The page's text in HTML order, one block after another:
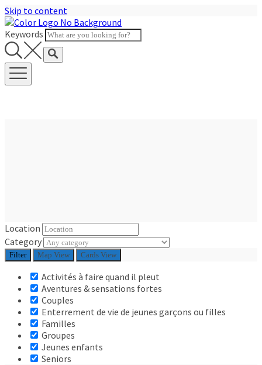
Skip to content
Keywords
Location
Category
Filter Map View Cards View
Activités à faire quand il pleut
Aventures & sensations fortes
Couples
Enterrement de vie de jeunes garçons ou filles
Familles
Groupes
Jeunes enfants
Seniors